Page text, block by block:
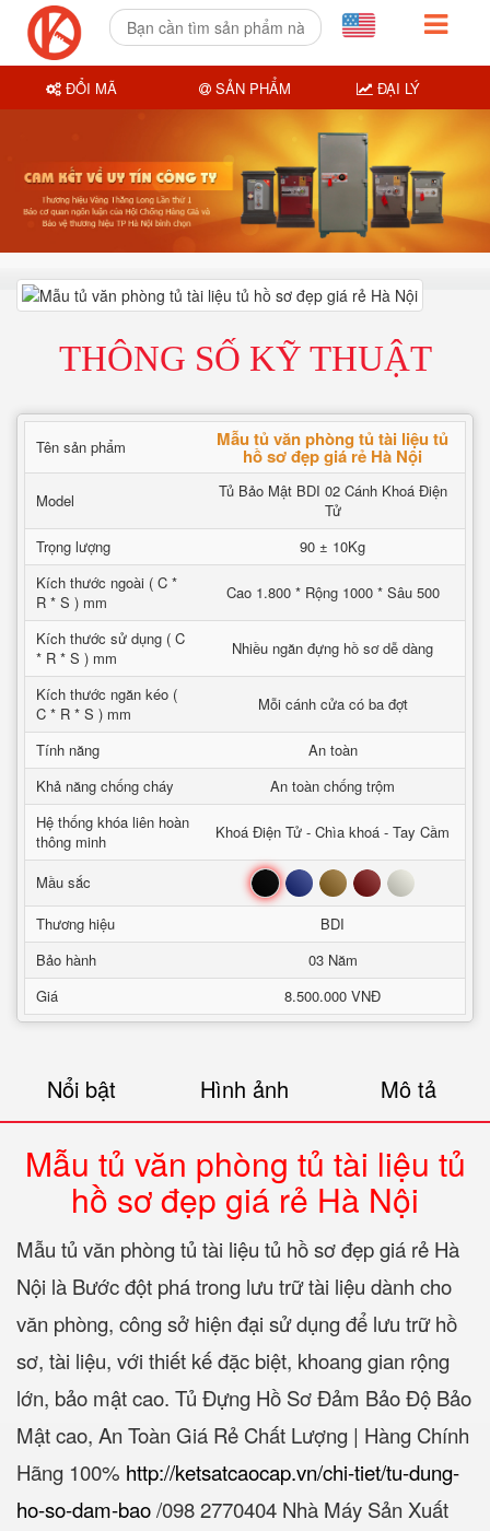
THÔNG SỐ KỸ THUẬT
Tên sản phẩm Mẫu tủ văn phòng tủ tài liệu tủ
hồ sơ đẹp giá rẻ Hà Nội
Model
Tủ Bảo Mật BDI 02 Cánh Khoá Điện
Tử
Trọng lượng
90 ± 10Kg
Kích thước ngoài ( C *
R * S ) mm
Cao 1.800 * Rộng 1000 * Sâu 500
Kích thước sử dụng ( C
* R * S ) mm
Nhiều ngăn đựng hồ sơ dễ dàng
Kích thước ngăn kéo (
C * R * S ) mm
Mỗi cánh cửa có ba đợt
Tính năng
An toàn
Khả năng chống cháy
An toàn chống trộm
Hệ thống khóa liên hoàn
thông minh
Khoá Điện Tử - Chìa khoá - Tay Cầm
Mầu sắc Đen Xanh Nâu Đỏ Trắng
Thương hiệu
BDI
Bảo hành
03 Năm
Giá
8.500.000 VNĐ
Nổi bật Hình ảnh Mô tả
Mẫu tủ văn phòng tủ tài liệu tủ
hồ sơ đẹp giá rẻ Hà Nội
Mẫu tủ văn phòng tủ tài liệu tủ hồ sơ đẹp giá rẻ Hà
Nội là Bước đột phá trong lưu trữ tài liệu dành cho
văn phòng, công sở hiện đại sử dụng để lưu trữ hồ
sơ, tài liệu, với thiết kế đặc biệt, khoang gian rộng
lớn, bảo mật cao. Tủ Đựng Hồ Sơ Đảm Bảo Độ Bảo
Mật cao, An Toàn Giá Rẻ Chất Lượng | Hàng Chính
Hãng 100%‎ http://ketsatcaocap.vn/chi-tiet/tu-dung-
ho-so-dam-bao/‎098 2770404 Nhà Máy Sản Xuất
ĐỔI MÃ SẢN PHẨM ĐẠI LÝ